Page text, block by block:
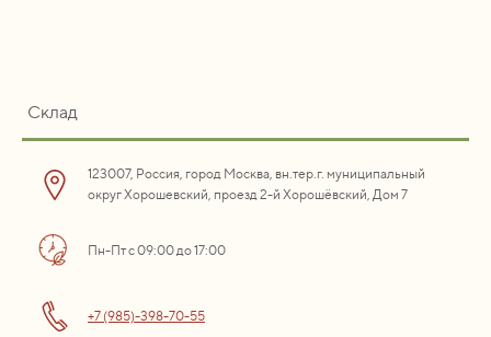
Склад
123007, Россия, город Москва, вн.тер.г. муниципальный
округ Хорошевский, проезд 2-й Хорошёвский, Дом 7
Пн-Пт с 09:00 до 17:00
+7 (985)-398-70-55